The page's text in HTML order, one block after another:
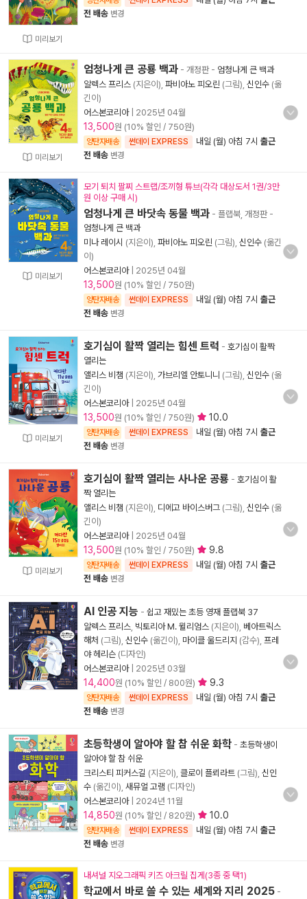
미리보기
전 배송 변경
미리보기
엄청나게 큰 공룡 백과 - 개정판- 엄청나게 큰 백과
알렉스 프리스 (지은이), 파비아노 피오린 (그림), 신인수 (옮
긴이)
어스본코리아| 2025년 04월
13,500원 (10% 할인 / 750원)
양탄자배송 썬데이 EXPRESS 내일 (월) 아침 7시 출근
전 배송 변경
미리보기
모기 퇴치 팔찌 스트랩/조끼형 튜브(각각 대상도서 1권/3만
원 이상 구매 시)
엄청나게 큰 바닷속 동물 백과 - 플랩북, 개정판-
엄청나게 큰 백과
미나 레이시 (지은이), 파비아노 피오린 (그림), 신인수 (옮긴
이)
어스본코리아| 2025년 04월
13,500원 (10% 할인 / 750원)
양탄자배송 썬데이 EXPRESS 내일 (월) 아침 7시 출근
전 배송 변경
미리보기
호기심이 활짝 열리는 힘센 트럭 - 호기심이 활짝
열리는
앨리스 비챔 (지은이), 가브리엘 안토니니 (그림), 신인수 (옮
긴이)
어스본코리아| 2025년 04월
13,500원 (10% 할인 / 750원) 10.0
양탄자배송 썬데이 EXPRESS 내일 (월) 아침 7시 출근
전 배송 변경
미리보기
호기심이 활짝 열리는 사나운 공룡 - 호기심이 활
짝 열리는
앨리스 비챔 (지은이), 디에고 바이스버그 (그림), 신인수 (옮
긴이)
어스본코리아| 2025년 04월
13,500원 (10% 할인 / 750원) 9.8
양탄자배송 썬데이 EXPRESS 내일 (월) 아침 7시 출근
전 배송 변경
AI 인공 지능 - 쉽고 재밌는 초등 영재 플랩북 37
알렉스 프리스 빅토리아 M. 윌리엄스 (지은이), 베아트릭스
해처 (그림), 신인수 (옮긴이), 마이클 울드리지 (감수), 프레
야 헤리슨 (디자인)
어스본코리아| 2025년 03월
14,400원 (10% 할인 / 800원) 9.3
양탄자배송 썬데이 EXPRESS 내일 (월) 아침 7시 출근
전 배송 변경
초등학생이 알아야 할 참 쉬운 화학 - 초등학생이
알아야 할 참 쉬운
크리스티 피커스길 (지은이), 클로이 플뢰라트 (그림), 신인
수 (옮긴이), 새뮤얼 고램 (디자인)
어스본코리아| 2024년 11월
14,850원 (10% 할인 / 820원) 10.0
양탄자배송 썬데이 EXPRESS 내일 (월) 아침 7시 출근
전 배송 변경
내셔널 지오그래픽 키즈 아크릴 집게(3종 중 택1)
학교에서 바로 쓸 수 있는 세계와 지리 2025 -